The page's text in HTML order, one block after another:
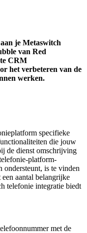
je Metaswitch
van Red
CRM
het verbeteren van de
werken.
specifieke
die jouw
de dienst omschrijving
platform-
is te vinden
aantal belangrijke
telefonie integratie biedt
met de